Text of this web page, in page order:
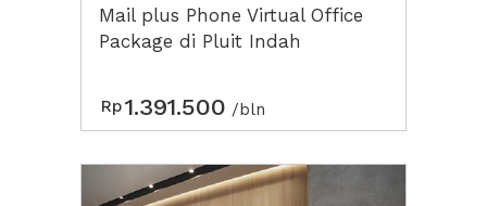
Mail plus Phone Virtual Office
Package di Pluit Indah
Rp1.391.500 /bln
Previous